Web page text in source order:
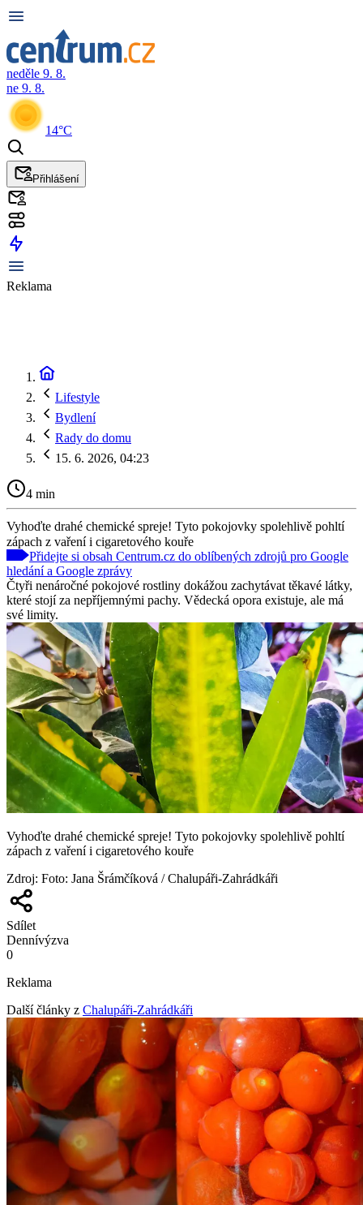
neděle 9. 8.
ne 9. 8.
14°C
Přihlášení
Reklama
Lifestyle
Bydlení
Rady do domu
15. 6. 2026, 04:23
4 min
Vyhoďte drahé chemické spreje! Tyto pokojovky spolehlivě pohltí
zápach z vaření i cigaretového kouře
Přidejte si obsah Centrum.cz do oblíbených zdrojů pro Google
hledání a Google zprávy
Čtyři nenáročné pokojové rostliny dokážou zachytávat těkavé látky,
které stojí za nepříjemnými pachy. Vědecká opora existuje, ale má
své limity.
Vyhoďte drahé chemické spreje! Tyto pokojovky spolehlivě pohltí
zápach z vaření i cigaretového kouře
Zdroj: Foto: Jana Šrámčíková / Chalupáři-Zahrádkáři
Sdílet
Dennívýzva
0
Reklama
Další články z Chalupáři-Zahrádkáři